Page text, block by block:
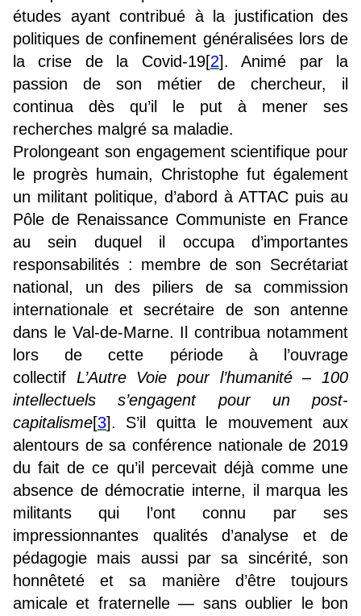
études ayant contribué à la justification des
politiques de confinement généralisées lors de
la crise de la Covid-19[2]. Animé par la
passion de son métier de chercheur, il
continua dès qu’il le put à mener ses
recherches malgré sa maladie.
Prolongeant son engagement scientifique pour
le progrès humain, Christophe fut également
un militant politique, d’abord à ATTAC puis au
Pôle de Renaissance Communiste en France
au sein duquel il occupa d’importantes
responsabilités : membre de son Secrétariat
national, un des piliers de sa commission
internationale et secrétaire de son antenne
dans le Val-de-Marne. Il contribua notamment
lors de cette période à l’ouvrage
collectif L’Autre Voie pour l’humanité – 100
intellectuels s’engagent pour un post-
capitalisme[3]. S’il quitta le mouvement aux
alentours de sa conférence nationale de 2019
du fait de ce qu’il percevait déjà comme une
absence de démocratie interne, il marqua les
militants qui l’ont connu par ses
impressionnantes qualités d’analyse et de
pédagogie mais aussi par sa sincérité, son
honnêteté et sa manière d’être toujours
amicale et fraternelle — sans oublier le bon